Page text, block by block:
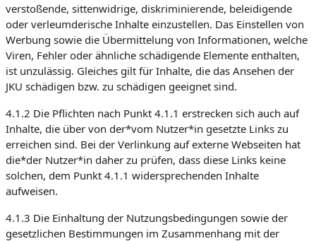
verstoßende, sittenwidrige, diskriminierende, beleidigende
oder verleumderische Inhalte einzustellen. Das Einstellen von
Werbung sowie die Übermittelung von Informationen, welche
Viren, Fehler oder ähnliche schädigende Elemente enthalten,
ist unzulässig. Gleiches gilt für Inhalte, die das Ansehen der
JKU schädigen bzw. zu schädigen geeignet sind.
4.1.2 Die Pflichten nach Punkt 4.1.1 erstrecken sich auch auf
Inhalte, die über von der*vom Nutzer*in gesetzte Links zu
erreichen sind. Bei der Verlinkung auf externe Webseiten hat
die*der Nutzer*in daher zu prüfen, dass diese Links keine
solchen, dem Punkt 4.1.1 widersprechenden Inhalte
aufweisen.
4.1.3 Die Einhaltung der Nutzungsbedingungen sowie der
gesetzlichen Bestimmungen im Zusammenhang mit der